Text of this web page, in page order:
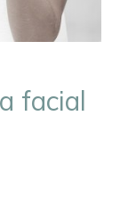
facial